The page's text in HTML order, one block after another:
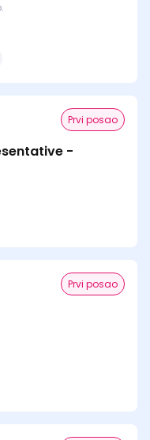
Prvi posao
-
Prvi posao